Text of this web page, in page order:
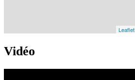
Leaflet
Vidéo